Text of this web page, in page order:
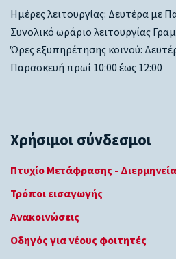
Ημέρες λειτουργίας: Δευτέρα με
Συνολικό ωράριο λειτουργίας
Ώρες εξυπηρέτησης κοινού:
Παρασκευή πρωί 10:00 έως 12:00
Χρήσιμοι σύνδεσμοι
Πτυχίο Μετάφρασης -
Τρόποι εισαγωγής
Ανακοινώσεις
Οδηγός για νέους φοιτητές